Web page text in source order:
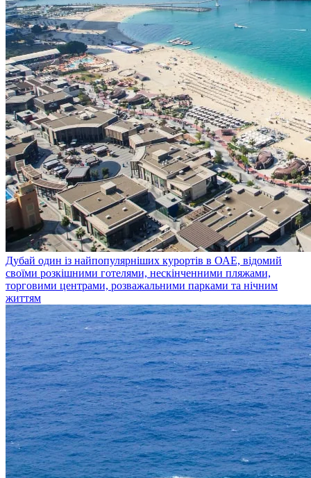
Дубай один із найпопулярніших курортів в ОАЕ, відомий
своїми розкішними готелями, нескінченними пляжами,
торговими центрами, розважальними парками та нічним
життям